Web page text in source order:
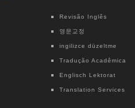
Revisão Inglês
영문교정
ingilizce düzeltme
Tradução Acadêmica
Englisch Lektorat
Translation Services